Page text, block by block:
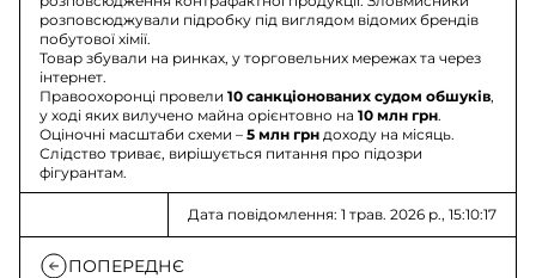
розповсюджували підробку під виглядом відомих брендів
побутової хімії.
Товар збували на ринках, у торговельних мережах та через
інтернет.
Правоохоронці провели10 санкціонованих судом обшуків,
у ході яких вилучено майна орієнтовно на10 млн грн.
Оціночні масштаби схеми –5 млн грн доходу на місяць.
Слідство триває, вирішується питання про підозри
фігурантам.
Дата повідомлення: 1 трав. 2026 р., 15:10:17
ПОПЕРЕДНЄ